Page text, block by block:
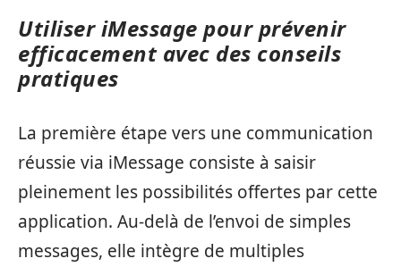
Utiliser iMessage pour prévenir
efficacement avec des conseils
pratiques
La première étape vers une communication
réussie via iMessage consiste à saisir
pleinement les possibilités offertes par cette
application. Au-delà de l’envoi de simples
messages, elle intègre de multiples